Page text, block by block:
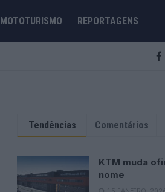
MOTOTURISMO REPORTAGENS
Tendências Comentários
KTM muda
nome